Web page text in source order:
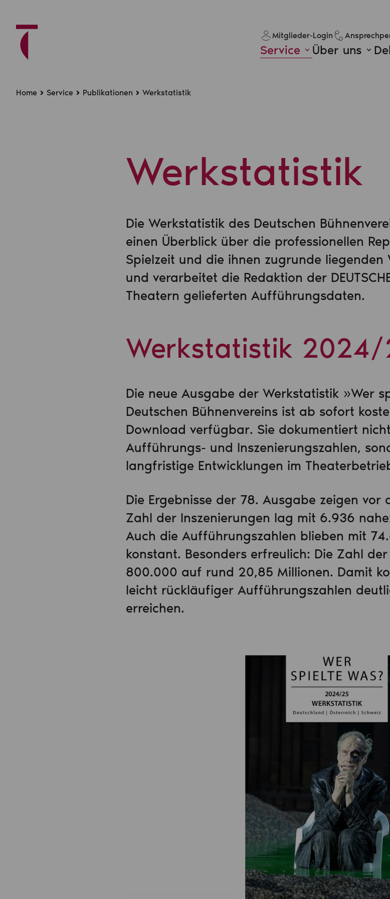
Mitglieder-Login
Service Über uns
Home Service Publikationen Werkstatistik
Werkstatistik
Die Werkstatistik des Deutschen
einen Überblick über die professionellen
Spielzeit und die ihnen zugrunde liegenden
und verarbeitet die Redaktion der
Theatern gelieferten Aufführungsdaten.
Werkstatistik 2024/
Die neue Ausgabe der Werkstatistik »Wer
Deutschen Bühnenvereins ist ab sofort
Download verfügbar. Sie dokumentiert
Aufführungs- und Inszenierungszahlen,
langfristige Entwicklungen im
Die Ergebnisse der 78. Ausgabe zeigen vor
Zahl der Inszenierungen lag mit 6.936
Auch die Aufführungszahlen blieben mit
konstant. Besonders erfreulich: Die Zahl
800.000 auf rund 20,85 Millionen. Damit
leicht rückläufiger Aufführungszahlen
erreichen.